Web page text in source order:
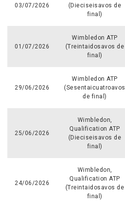
03/07/2026
(Dieciseisavos de
final)
01/07/2026
Wimbledon ATP
(Treintaidosavos de
final)
29/06/2026
Wimbledon ATP
(Sesentaicuatroavos
de final)
25/06/2026
Wimbledon,
Qualification ATP
(Dieciseisavos de
final)
24/06/2026
Wimbledon,
Qualification ATP
(Treintaidosavos de
final)